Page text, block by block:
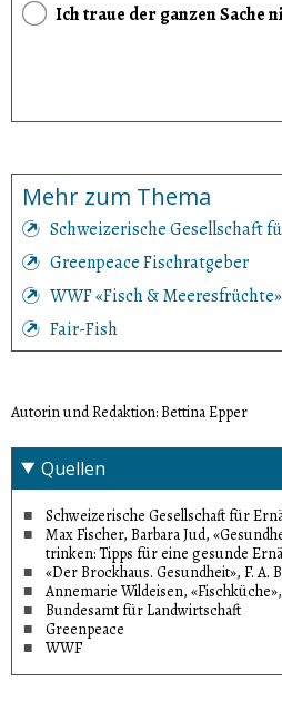
Ich traue der ganzen Sache
Mehr zum Thema
Schweizerische Gesellschaft
Greenpeace Fischratgeber
WWF «Fisch & Meeresfrüchte»
Fair-Fish
Autorin und Redaktion: Bettina Epper
Quellen
Schweizerische Gesellschaft für
Max Fischer, Barbara Jud,
trinken: Tipps für eine gesunde
«Der Brockhaus. Gesundheit», F. A.
Annemarie Wildeisen,
Bundesamt für Landwirtschaft
Greenpeace
WWF